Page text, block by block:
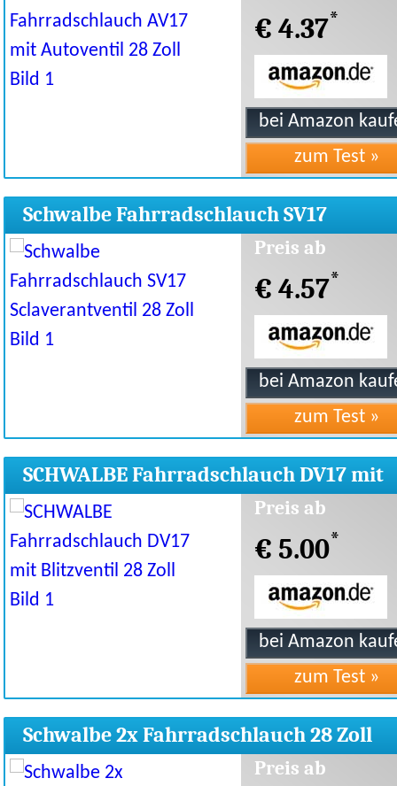
€ 4.37*
Schwalbe Fahrradschlauch SV17
Sclaverantventil 28 Zoll
Preis ab
€ 4.57*
SCHWALBE Fahrradschlauch DV17 mit
Blitzventil 28 Zoll
Preis ab
€ 5.00*
Schwalbe 2x Fahrradschlauch 28 Zoll
Autoventil
Preis ab